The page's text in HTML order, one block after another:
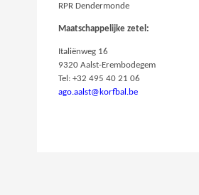
RPR Dendermonde
Maatschappelijke zetel:
Italiënweg 16
9320 Aalst-Erembodegem
Tel: +32 495 40 21 06
ago.aalst@korfbal.be